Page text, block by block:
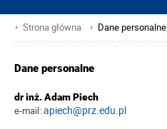
Strona główna Dane personalne
Dane personalne
dr inż. Adam Piech
e-mail:apiech@prz.edu.pl